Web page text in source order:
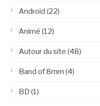
Android (22)
Animé (12)
Autour du site (48)
Band of 8mm (4)
BD (1)